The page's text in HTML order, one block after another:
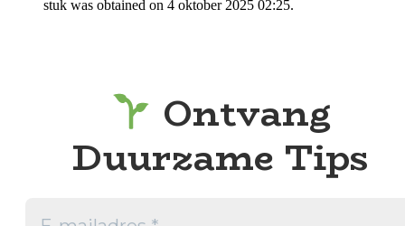
stuk was obtained on 4 oktober 2025 02:25.
Ontvang
Duurzame Tips